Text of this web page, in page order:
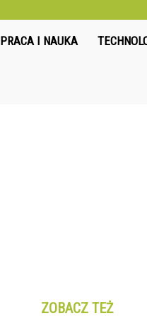
PRACA I NAUKA
ZOBACZ TEŻ